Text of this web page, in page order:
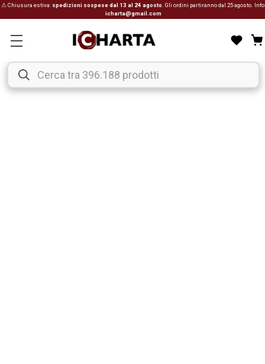
⚠ Chiusura estiva: spedizioni sospese dal 13 al 24 agosto . Gli ordini partiranno dal 25 agosto. Info:
icharta@gmail.com